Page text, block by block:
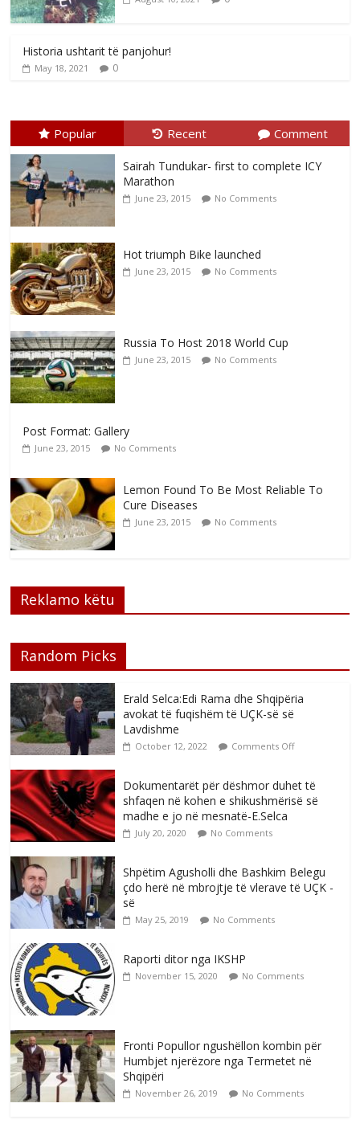
Historia ushtarit të panjohur!
May 18, 2021 0
Popular Recent Comment
Sairah Tundukar- first to complete ICY
Marathon
June 23, 2015 No Comments
Hot triumph Bike launched
June 23, 2015 No Comments
Russia To Host 2018 World Cup
June 23, 2015 No Comments
Post Format: Gallery
June 23, 2015 No Comments
Lemon Found To Be Most Reliable To
Cure Diseases
June 23, 2015 No Comments
Reklamo këtu
Random Picks
Erald Selca:Edi Rama dhe Shqipëria
avokat të fuqishëm të UÇK-së së
Lavdishme
October 12, 2022 Comments Off
Dokumentarët për dëshmor duhet të
shfaqen në kohen e shikushmërisë së
madhe e jo në mesnatë-E.Selca
July 20, 2020 No Comments
Shpëtim Agusholli dhe Bashkim Belegu
çdo herë në mbrojtje të vlerave të UÇK -
së
May 25, 2019 No Comments
Raporti ditor nga IKSHP
November 15, 2020 No Comments
Fronti Popullor ngushëllon kombin për
Humbjet njerëzore nga Termetet në
Shqipëri
November 26, 2019 No Comments